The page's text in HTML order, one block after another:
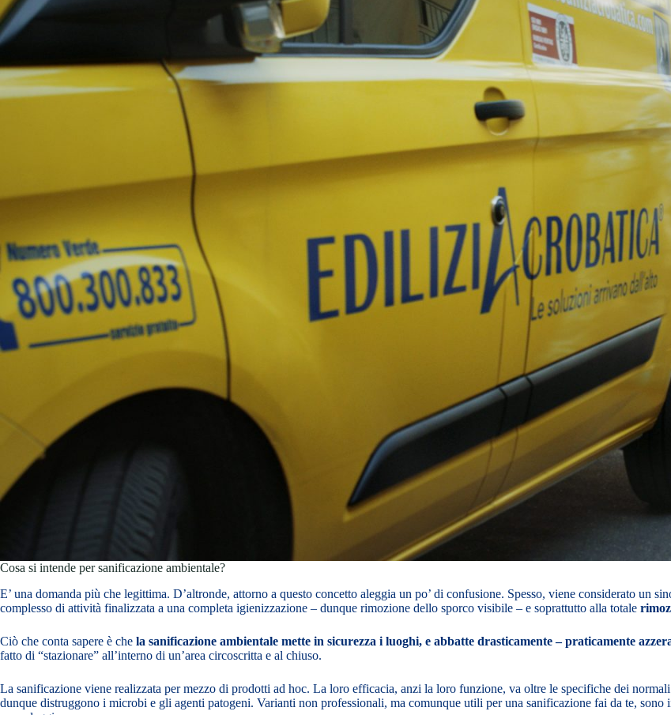
Cosa si intende per sanificazione ambientale?
E’ una domanda più che legittima. D’altronde, attorno a questo concetto aleggia un po’ di confusione. Spesso, viene considerato un
complesso di attività finalizzata a una completa igienizzazione – dunque rimozione dello sporco visibile – e soprattutto alla totale
Ciò che conta sapere è che la sanificazione ambientale mette in sicurezza i luoghi, e abbatte drasticamente – praticamente
fatto di “stazionare” all’interno di un’area circoscritta e al chiuso.
La sanificazione viene realizzata per mezzo di prodotti ad hoc. La loro efficacia, anzi la loro funzione, va oltre le specifiche dei
dunque distruggono i microbi e gli agenti patogeni. Varianti non professionali, ma comunque utili per una sanificazione fai da te,